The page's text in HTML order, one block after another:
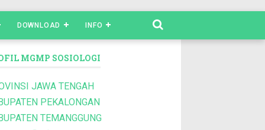
DOWNLOAD INFO
MGMP SOSIOLOGI
JAWA TENGAH
PEKALONGAN
TEMANGGUNG